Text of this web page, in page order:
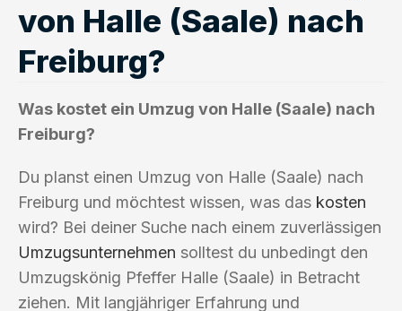
von Halle (Saale) nach
Freiburg?
Was kostet ein Umzug von Halle (Saale) nach
Freiburg?
Du planst einen Umzug von Halle (Saale) nach
Freiburg und möchtest wissen, was das kosten
wird? Bei deiner Suche nach einem zuverlässigen
Umzugsunternehmen solltest du unbedingt den
Umzugskönig Pfeffer Halle (Saale) in Betracht
ziehen. Mit langjähriger Erfahrung und